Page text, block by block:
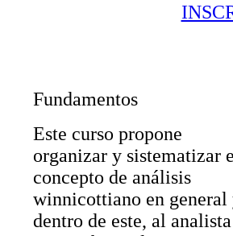
Fundamentos
Este curso propone
organizar y sistematizar
concepto de análisis
winnicottiano en general
dentro de este, al analista